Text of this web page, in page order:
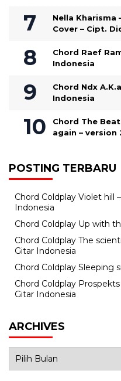
Nella Kharisma
Cover – Cipt.
Chord Raef
Indonesia
Chord Ndx
Indonesia
Chord The
again – version
POSTING TERBARU
Chord Coldplay Violet hill
Indonesia
Chord Coldplay Up with
Chord Coldplay The
Gitar Indonesia
Chord Coldplay Sleeping
Chord Coldplay
Gitar Indonesia
ARCHIVES